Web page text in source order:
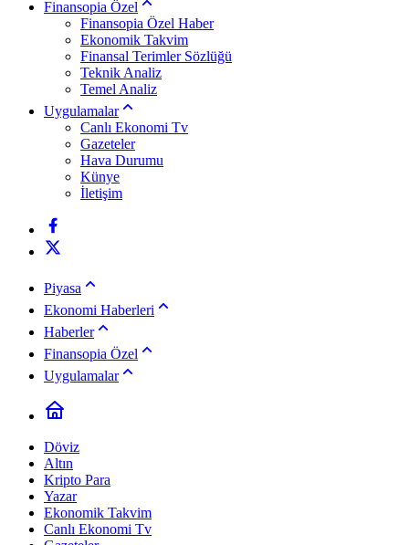
Finansopia Özel
Finansopia Özel Haber
Ekonomik Takvim
Finansal Terimler Sözlüğü
Teknik Analiz
Temel Analiz
Uygulamalar
Canlı Ekonomi Tv
Gazeteler
Hava Durumu
Künye
İletişim
Piyasa
Ekonomi Haberleri
Haberler
Finansopia Özel
Uygulamalar
Döviz
Altın
Kripto Para
Yazar
Ekonomik Takvim
Canlı Ekonomi Tv